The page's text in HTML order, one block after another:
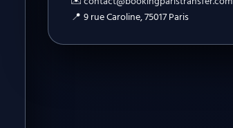
📍 9 rue Caroline, 75017 Paris